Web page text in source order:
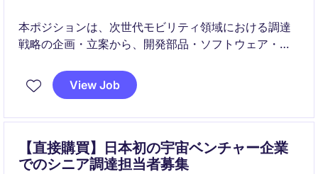
本ポジションは、次世代モビリティ領域における調達
戦略の企画・立案から、開発部品・ソフトウェア・エ
幅広くリードする役割です。
View Job
【直接購買】日本初の宇宙ベンチャー企業
でのシニア調達担当者募集